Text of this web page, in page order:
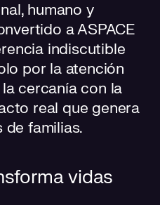
humano y
a ASPACE
indiscutible
por la atención
cercanía con la
real que genera
de familias.
vidas